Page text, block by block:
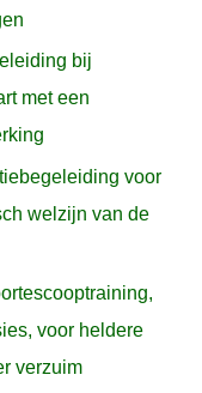
bij
met een
voor
welzijn van de
voor heldere
verzuim